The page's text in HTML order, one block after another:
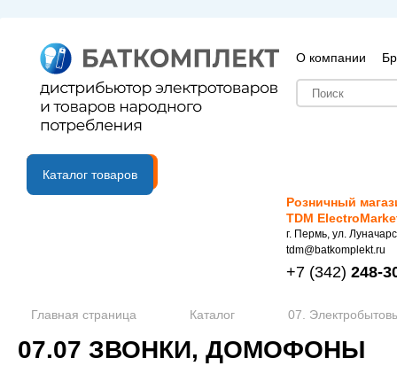
О компании
B2B портал
Каталог товаров
Розничный
TDM
г. Пермь, ул.
tdm@batkomplekt.ru
+7 (342) 248-
Главная страница Каталог 07.
07.07 ЗВОНКИ, ДОМОФОНЫ